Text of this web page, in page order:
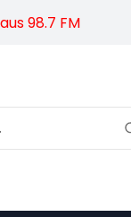
98.7 FM